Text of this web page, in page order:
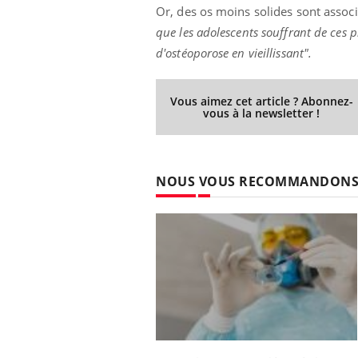
Or, des os moins solides sont
que les adolescents souffrant de ces
d'ostéoporose en vieillissant".
Vous aimez cet article ? Abonnez-
vous à la newsletter !
NOUS VOUS RECOMMANDONS
Insuline & Charge mentale : et si on
En 2026, l'insuline dans le diabète de type 2
reste entourée d'idées reçues chez les